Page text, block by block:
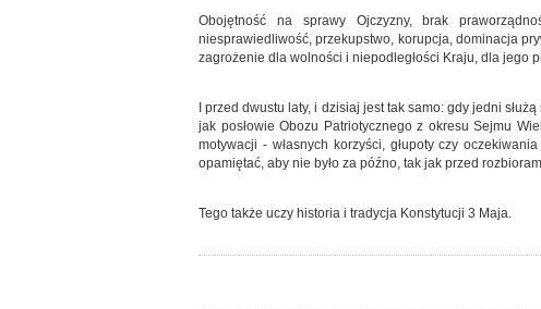
Obojętność na sprawy Ojczyzny, brak
niesprawiedliwość, przekupstwo, korupcja, dominacja
zagrożenie dla wolności i niepodległości Kraju, dla jego
I przed dwustu laty, i dzisiaj jest tak samo: gdy jedni
jak posłowie Obozu Patriotycznego z okresu Sejmu
motywacji - własnych korzyści, głupoty czy
opamiętać, aby nie było za późno, tak jak przed
Tego także uczy historia i tradycja Konstytucji 3 Maja.